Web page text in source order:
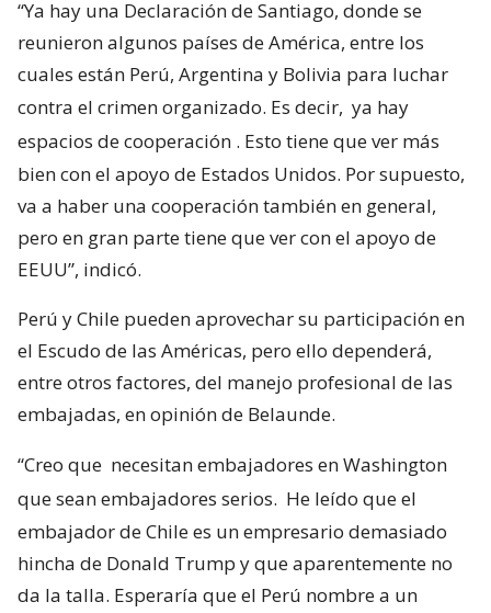
“Ya hay una Declaración de Santiago, donde se
reunieron algunos países de América, entre los
cuales están Perú, Argentina y Bolivia para luchar
contra el crimen organizado. Es decir, ya hay
espacios de cooperación . Esto tiene que ver más
bien con el apoyo de Estados Unidos. Por supuesto,
va a haber una cooperación también en general,
pero en gran parte tiene que ver con el apoyo de
EEUU”, indicó.
Perú y Chile pueden aprovechar su participación en
el Escudo de las Américas, pero ello dependerá,
entre otros factores, del manejo profesional de las
embajadas, en opinión de Belaunde.
“Creo que necesitan embajadores en Washington
que sean embajadores serios. He leído que el
embajador de Chile es un empresario demasiado
hincha de Donald Trump y que aparentemente no
da la talla. Esperaría que el Perú nombre a un